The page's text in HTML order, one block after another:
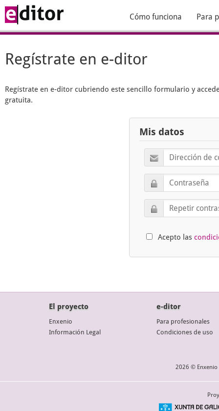
Cómo funciona Para
Regístrate en e-ditor
Regístrate en e-ditor cubriendo este sencillo formulario y
gratuita.
Mis datos
Acepto las
El proyecto
Enxenio
Información Legal
e-ditor
Para profesionales
Condiciones de uso
2026 © Enxenio